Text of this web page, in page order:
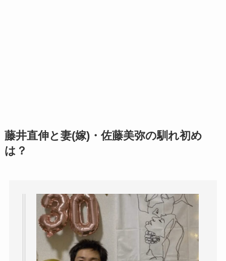
藤井直伸と妻(嫁)・佐藤美弥の馴れ初め
は？